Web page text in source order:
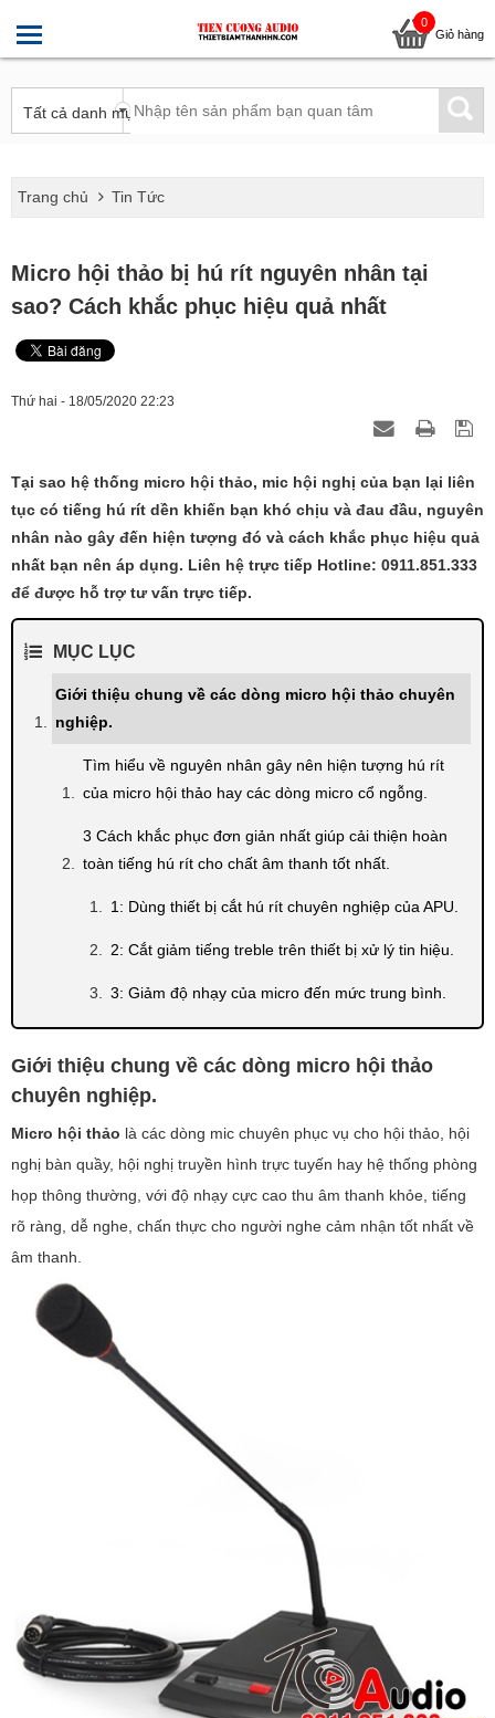
0
Giỏ hàng
Trang chủ Tin Tức
Micro hội thảo bị hú rít nguyên nhân tại
sao? Cách khắc phục hiệu quả nhất
Thứ hai - 18/05/2020 22:23
Tại sao hệ thống micro hội thảo, mic hội nghị của bạn lại liên
tục có tiếng hú rít dền khiến bạn khó chịu và đau đầu, nguyên
nhân nào gây đến hiện tượng đó và cách khắc phục hiệu quả
nhất bạn nên áp dụng. Liên hệ trực tiếp Hotline: 0911.851.333
để được hỗ trợ tư vấn trực tiếp.
MỤC LỤC
Giới thiệu chung về các dòng micro hội thảo chuyên
nghiệp.
Tìm hiểu về nguyên nhân gây nên hiện tượng hú rít
của micro hội thảo hay các dòng micro cổ ngỗng.
3 Cách khắc phục đơn giản nhất giúp cải thiện hoàn
toàn tiếng hú rít cho chất âm thanh tốt nhất.
1: Dùng thiết bị cắt hú rít chuyên nghiệp của APU.
2: Cắt giảm tiếng treble trên thiết bị xử lý tin hiệu.
3: Giảm độ nhạy của micro đến mức trung bình.
thảo, micro phòng họp chuyên nghiệp.
Địa chỉ khách hàng qua trực tiếp test thử các thiết bị
khi có nhu cầu mua micro hội thảo.
Giới thiệu chung về các dòng micro hội thảo
chuyên nghiệp.
Micro hội thảo là các dòng mic chuyên phục vụ cho hội thảo, hội
nghị bàn quầy, hội nghị truyền hình trực tuyến hay hệ thống phòng
họp thông thường, với độ nhạy cực cao thu âm thanh khỏe, tiếng
rõ ràng, dễ nghe, chấn thực cho người nghe cảm nhận tốt nhất về
âm thanh.